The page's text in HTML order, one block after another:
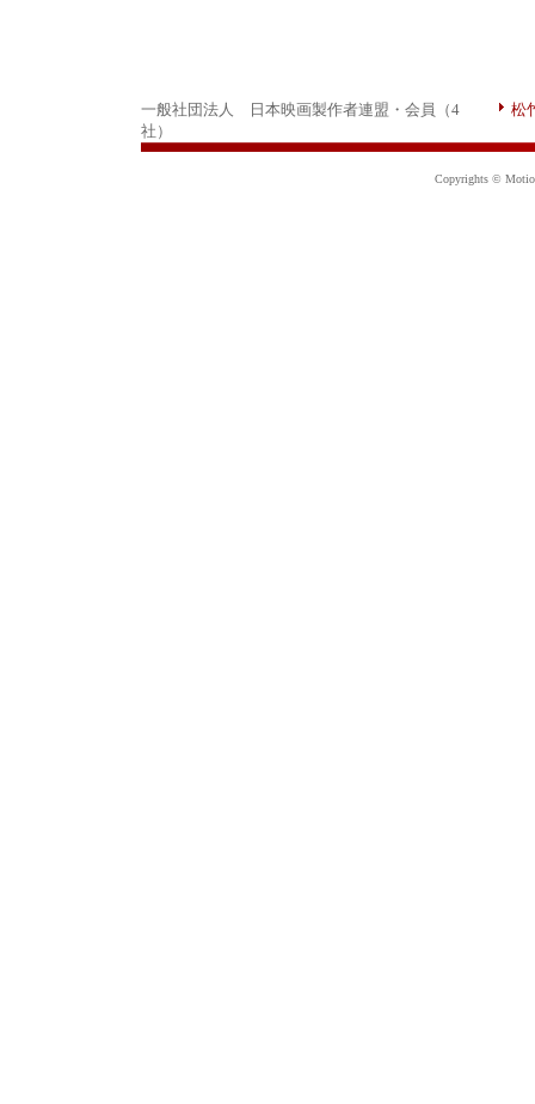
一般社団法人 日本映画製作者連盟・会員（4
社）
松
Copyrights ©